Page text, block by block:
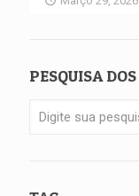
PESQUISA